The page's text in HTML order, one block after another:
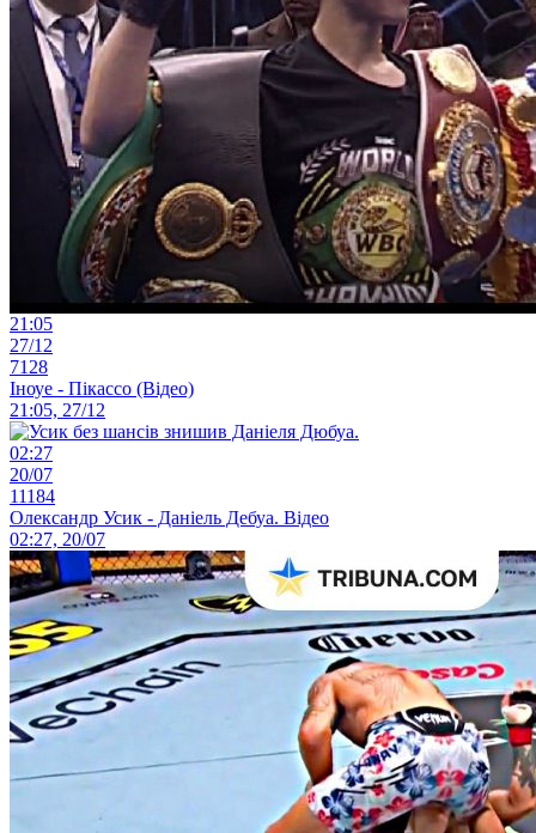
21:05
27/12
7128
Іноуе - Пікассо (Відео)
21:05, 27/12
02:27
20/07
11184
Олександр Усик - Даніель Дебуа. Відео
02:27, 20/07